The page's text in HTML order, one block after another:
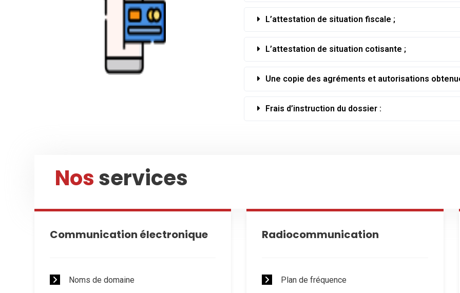
L’attestation de situation fiscale ;
L’attestation de situation cotisante ;
Une copie des agréments et autorisations
Frais d’instruction du dossier :
Nosservices
Communication électronique
Noms de domaine
Radiocommunication
Plan de fréquence